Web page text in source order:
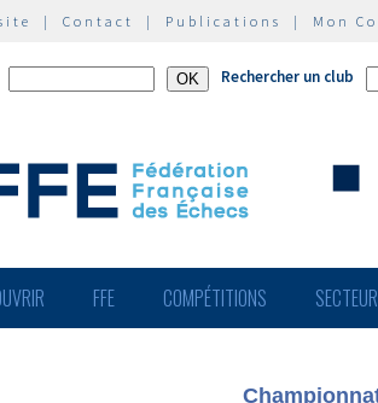
| Contact | Publications | Mon
Rechercher un club
FFE COMPÉTITIONS